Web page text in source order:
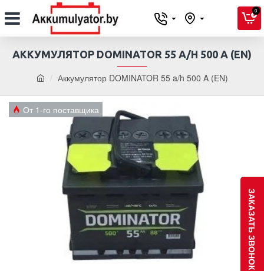
0
Аккумулятор DOMINATOR 55 a/h 500 A (EN)
АККУМУЛЯТОР DOMINATOR 55 A/H 500 A (EN)
От 1-го поставщика
ЗАКАЗАТЬ ЗВОНОК